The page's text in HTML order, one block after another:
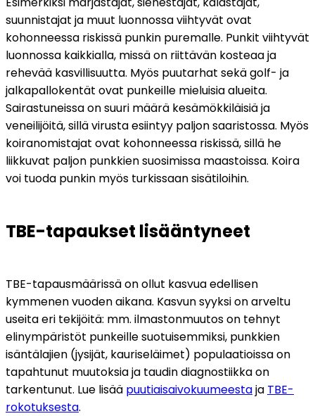
suunnistajat ja muut luonnossa viihtyvät ovat
kohonneessa riskissä punkin puremalle. Punkit viihtyvät
luonnossa kaikkialla, missä on riittävän kosteaa ja
rehevää kasvillisuutta. Myös puutarhat sekä golf- ja
jalkapallokentät ovat punkeille mieluisia alueita.
Sairastuneissa on suuri määrä kesämökkiläisiä ja
veneilijöitä, sillä virusta esiintyy paljon saaristossa. Myös
koiranomistajat ovat kohonneessa riskissä, sillä he
liikkuvat paljon punkkien suosimissa maastoissa. Koira
voi tuoda punkin myös turkissaan sisätiloihin.
TBE-tapaukset lisääntyneet
TBE-tapausmäärissä on ollut kasvua edellisen
kymmenen vuoden aikana. Kasvun syyksi on arveltu
useita eri tekijöitä: mm. ilmastonmuutos on tehnyt
elinympäristöt punkeille suotuisemmiksi, punkkien
isäntälajien (jysijät, kauriseläimet) populaatioissa on
tapahtunut muutoksia ja taudin diagnostiikka on
tarkentunut. Lue lisää puutiaisaivokuumeesta ja TBE-
rokotuksesta.